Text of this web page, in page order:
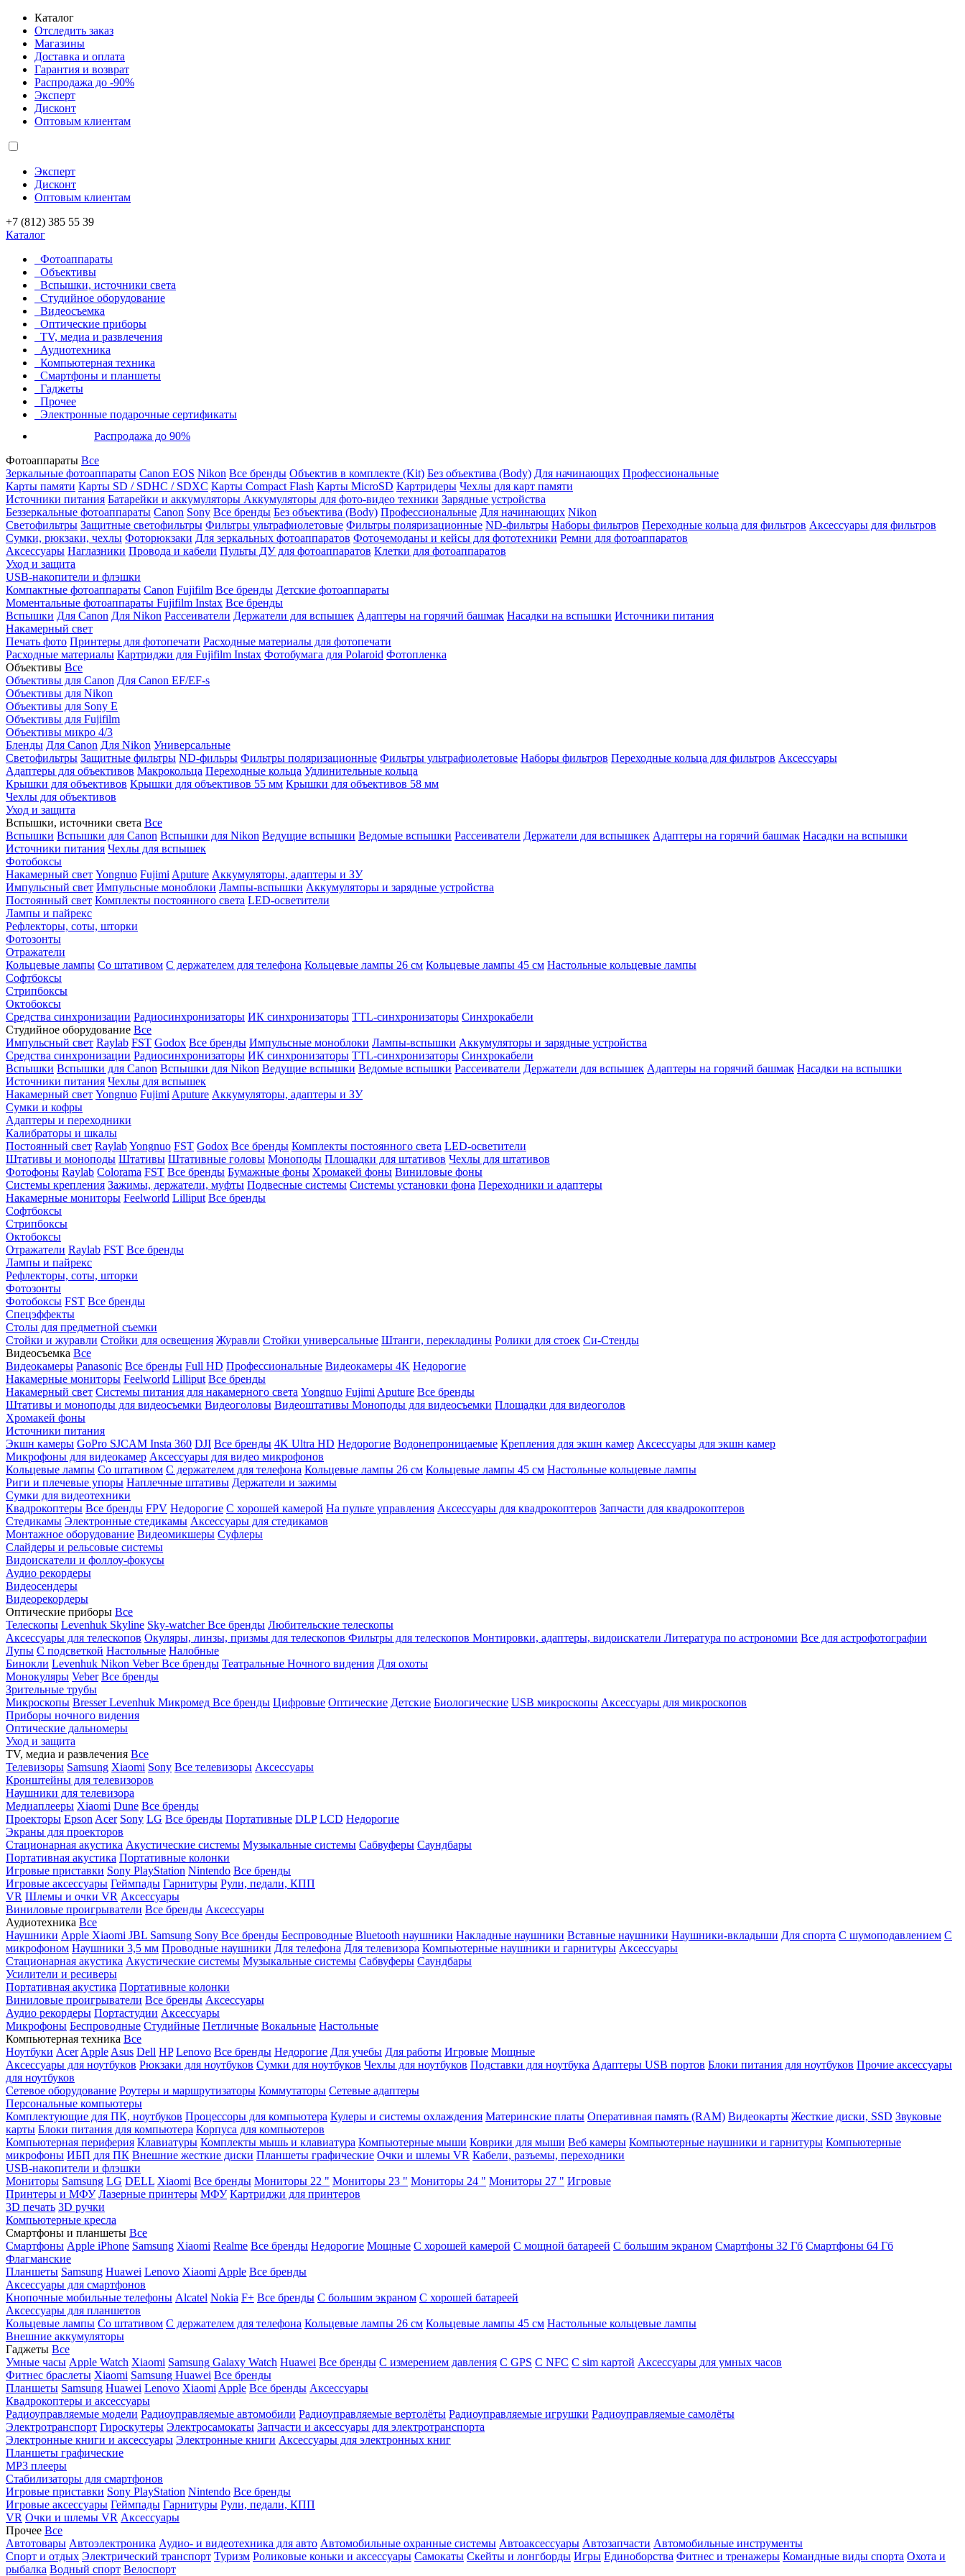
Каталог
Отследить заказ
Магазины
Доставка и оплата
Гарантия и возврат
Распродажа до -90%
Эксперт
Дисконт
Оптовым клиентам
Эксперт
Дисконт
Оптовым клиентам
+7 (812) 385 55 39
Каталог
Фотоаппараты
Объективы
Вспышки, источники света
Студийное оборудование
Видеосъемка
Оптические приборы
TV, медиа и развлечения
Аудиотехника
Компьютерная техника
Смартфоны и планшеты
Гаджеты
Прочее
Электронные подарочные сертификаты
Распродажа до 90%
Фотоаппараты Все
Зеркальные фотоаппараты Canon EOS Nikon Все бренды Объектив в комплекте (Kit) Без объектива (Body) Для начинающих Профессиональные
Карты памяти Карты SD / SDHC / SDXC Карты Compact Flash Карты MicroSD Картридеры Чехлы для карт памяти
Источники питания Батарейки и аккумуляторы Аккумуляторы для фото-видео техники Зарядные устройства
Беззеркальные фотоаппараты Canon Sony Все бренды Без объектива (Body) Профессиональные Для начинающих Nikon
Светофильтры Защитные светофильтры Фильтры ультрафиолетовые Фильтры поляризационные ND-фильтры Наборы фильтров Переходные кольца для фильтров Аксессуары для фильтров
Сумки, рюкзаки, чехлы Фоторюкзаки Для зеркальных фотоаппаратов Фоточемоданы и кейсы для фототехники Ремни для фотоаппаратов
Аксессуары Наглазники Провода и кабели Пульты ДУ для фотоаппаратов Клетки для фотоаппаратов
Уход и защита
USB-накопители и флэшки
Компактные фотоаппараты Canon Fujifilm Все бренды Детские фотоаппараты
Моментальные фотоаппараты Fujifilm Instax Все бренды
Вспышки Для Canon Для Nikon Рассеиватели Держатели для вспышек Адаптеры на горячий башмак Насадки на вспышки Источники питания
Накамерный свет
Печать фото Принтеры для фотопечати Расходные материалы для фотопечати
Расходные материалы Картриджи для Fujifilm Instax Фотобумага для Polaroid Фотопленка
Объективы Все
Объективы для Canon Для Canon EF/EF-s
Объективы для Nikon
Объективы для Sony E
Объективы для Fujifilm
Объективы микро 4/3
Бленды Для Canon Для Nikon Универсальные
Светофильтры Защитные фильтры ND-фильры Фильтры поляризационные Фильтры ультрафиолетовые Наборы фильтров Переходные кольца для фильтров Аксессуары
Адаптеры для объективов Макрокольца Переходные кольца Удлинительные кольца
Крышки для объективов Крышки для объективов 55 мм Крышки для объективов 58 мм
Чехлы для объективов
Уход и защита
Вспышки, источники света Все
Вспышки Вспышки для Canon Вспышки для Nikon Ведущие вспышки Ведомые вспышки Рассеиватели Держатели для вспышкек Адаптеры на горячий башмак Насадки на вспышки
Источники питания Чехлы для вспышек
Фотобоксы
Накамерный свет Yongnuo Fujimi Aputure Аккумуляторы, адаптеры и ЗУ
Импульсный свет Импульсные моноблоки Лампы-вспышки Аккумуляторы и зарядные устройства
Постоянный свет Комплекты постоянного света LED-осветители
Лампы и пайрекс
Рефлекторы, соты, шторки
Фотозонты
Отражатели
Кольцевые лампы Со штативом С держателем для телефона Кольцевые лампы 26 см Кольцевые лампы 45 см Настольные кольцевые лампы
Софтбоксы
Стрипбоксы
Октобоксы
Средства синхронизации Радиосинхронизаторы ИК синхронизаторы TTL-синхронизаторы Синхрокабели
Студийное оборудование Все
Импульсный свет Raylab FST Godox Все бренды Импульсные моноблоки Лампы-вспышки Аккумуляторы и зарядные устройства
Средства синхронизации Радиосинхронизаторы ИК синхронизаторы TTL-синхронизаторы Синхрокабели
Вспышки Вспышки для Canon Вспышки для Nikon Ведущие вспышки Ведомые вспышки Рассеиватели Держатели для вспышек Адаптеры на горячий башмак Насадки на вспышки
Источники питания Чехлы для вспышек
Накамерный свет Yongnuo Fujimi Aputure Аккумуляторы, адаптеры и ЗУ
Сумки и кофры
Адаптеры и переходники
Калибраторы и шкалы
Постоянный свет RaylabYongnuo FST Godox Все бренды Комплекты постоянного света LED-осветители
Штативы и моноподы Штативы Штативные головы Моноподы Площадки для штативов Чехлы для штативов
Фотофоны Raylab Colorama FST Все бренды Бумажные фоны Хромакей фоны Виниловые фоны
Системы крепления Зажимы, держатели, муфты Подвесные системы Системы установки фона Переходники и адаптеры
Накамерные мониторы Feelworld Lilliput Все бренды
Софтбоксы
Стрипбоксы
Октобоксы
Отражатели Raylab FST Все бренды
Лампы и пайрекс
Рефлекторы, соты, шторки
Фотозонты
Фотобоксы FST Все бренды
Спецэффекты
Столы для предметной съемки
Стойки и журавли Стойки для освещения Журавли Стойки универсальные Штанги, перекладины Ролики для стоек Си-Стенды
Видеосъемка Все
Видеокамеры Panasonic Все бренды Full HD Профессиональные Видеокамеры 4K Недорогие
Накамерные мониторы Feelworld Lilliput Все бренды
Накамерный свет Системы питания для накамерного света Yongnuo Fujimi Aputure Все бренды
Штативы и моноподы для видеосъемки Видеоголовы Видеоштативы Моноподы для видеосъемки Площадки для видеоголов
Хромакей фоны
Источники питания
Экшн камеры GoPro SJCAM Insta 360 DJI Все бренды 4K Ultra HD Недорогие Водонепроницаемые Крепления для экшн камер Аксессуары для экшн камер
Микрофоны для видеокамер Аксессуары для видео микрофонов
Кольцевые лампы Со штативом C держателем для телефона Кольцевые лампы 26 см Кольцевые лампы 45 см Настольные кольцевые лампы
Риги и плечевые упоры Наплечные штативы Держатели и зажимы
Сумки для видеотехники
Квадрокоптеры Все бренды FPV Недорогие С хорошей камерой На пульте управления Аксессуары для квадрокоптеров Запчасти для квадрокоптеров
Стедикамы Электронные стедикамы Аксессуары для стедикамов
Монтажное оборудование Видеомикшеры Суфлеры
Слайдеры и рельсовые системы
Видоискатели и фоллоу-фокусы
Аудио рекордеры
Видеосендеры
Видеорекордеры
Оптические приборы Все
Телескопы Levenhuk Skyline Sky-watcherВсе бренды Любительские телескопы
Аксессуары для телескопов Окуляры, линзы, призмы для телескопов Фильтры для телескопов Монтировки, адаптеры, видоискатели Литература по астрономии Все для астрофотографии
Лупы С подсветкой Настольные Налобные
Бинокли Levenhuk Nikon VeberВсе бренды Театральные Ночного видения Для охоты
Монокуляры Veber Все бренды
Зрительные трубы
Микроскопы BresserLevenhuk Микромед Все бренды Цифровые Оптические Детские Биологические USB микроскопы Аксессуары для микроскопов
Приборы ночного видения
Оптические дальномеры
Уход и защита
TV, медиа и развлечения Все
Телевизоры Samsung Xiaomi Sony Все телевизоры Аксессуары
Кронштейны для телевизоров
Наушники для телевизора
Медиаплееры Xiaomi Dune Все бренды
Проекторы Epson Acer Sony LG Все бренды Портативные DLP LCD Недорогие
Экраны для проекторов
Стационарная акустика Акустические системы Музыкальные системы Сабвуферы Саундбары
Портативная акустика Портативные колонки
Игровые приставки Sony PlayStation Nintendo Все бренды
Игровые аксессуары Геймпады Гарнитуры Рули, педали, КПП
VR Шлемы и очки VR Аксессуары
Виниловые проигрыватели Все бренды Аксессуары
Аудиотехника Все
Наушники Apple Xiaomi JBL Samsung Sony Все бренды Беспроводные Bluetooth наушники Накладные наушники Вставные наушники Наушники-вкладыши Для спорта С шумоподавлением С
микрофоном Наушники 3,5 мм Проводные наушники Для телефона Для телевизора Компьютерные наушники и гарнитуры Аксессуары
Стационарная акустика Акустические системы Музыкальные системы Сабвуферы Саундбары
Усилители и ресиверы
Портативная акустика Портативные колонки
Виниловые проигрыватели Все бренды Аксессуары
Аудио рекордеры Портастудии Аксессуары
Микрофоны Беспроводные Студийные Петличные Вокальные Настольные
Компьютерная техника Все
Ноутбуки Acer Apple Asus Dell HP Lenovo Все бренды Недорогие Для учебы Для работы Игровые Мощные
Аксессуары для ноутбуков Рюкзаки для ноутбуков Сумки для ноутбуков Чехлы для ноутбуков Подставки для ноутбука Адаптеры USB портов Блоки питания для ноутбуков Прочие аксессуары
для ноутбуков
Сетевое оборудование Роутеры и маршрутизаторы Коммутаторы Сетевые адаптеры
Персональные компьютеры
Комплектующие для ПК, ноутбуков Процессоры для компьютера Кулеры и системы охлаждения Материнские платы Оперативная память (RAM) Видеокарты Жесткие диски, SSD Звуковые
карты Блоки питания для компьютера Корпуса для компьютеров
Компьютерная периферия Клавиатуры Комплекты мышь и клавиатура Компьютерные мыши Коврики для мыши Веб камеры Компьютерные наушники и гарнитуры Компьютерные
микрофоны ИБП для ПК Внешние жесткие диски Планшеты графические Очки и шлемы VR Кабели, разъемы, переходники
USB-накопители и флэшки
Мониторы Samsung LG DELL Xiaomi Все бренды Мониторы 22 " Мониторы 23 " Мониторы 24 " Мониторы 27 " Игровые
Принтеры и МФУ Лазерные принтеры МФУ Картриджи для принтеров
3D печать 3D ручки
Компьютерные кресла
Смартфоны и планшеты Все
Смартфоны Apple iPhone Samsung Xiaomi Realme Все бренды Недорогие Мощные С хорошей камерой С мощной батареей С большим экраном Смартфоны 32 Гб Смартфоны 64 Гб
Флагманские
Планшеты Samsung Huawei Lenovo Xiaomi Apple Все бренды
Аксессуары для смартфонов
Кнопочные мобильные телефоны Alcatel Nokia F+ Все бренды С большим экраном С хорошей батареей
Аксессуары для планшетов
Кольцевые лампы Со штативом C держателем для телефона Кольцевые лампы 26 см Кольцевые лампы 45 см Настольные кольцевые лампы
Внешние аккумуляторы
Гаджеты Все
Умные часы Apple Watch Xiaomi Samsung Galaxy Watch Huawei Все бренды C измерением давления C GPS C NFC C sim картой Аксессуары для умных часов
Фитнес браслеты Xiaomi Samsung Huawei Все бренды
Планшеты Samsung Huawei Lenovo Xiaomi Apple Все бренды Аксессуары
Квадрокоптеры и аксессуары
Радиоуправляемые модели Радиоуправляемые автомобили Радиоуправляемые вертолёты Радиоуправляемые игрушки Радиоуправляемые самолёты
Электротранспорт Гироскутеры Электросамокаты Запчасти и аксессуары для электротранспорта
Электронные книги и аксессуары Электронные книги Аксессуары для электронных книг
Планшеты графические
MP3 плееры
Стабилизаторы для смартфонов
Игровые приставки Sony PlayStation Nintendo Все бренды
Игровые аксессуары Геймпады Гарнитуры Рули, педали, КПП
VR Очки и шлемы VR Аксессуары
Прочее Все
Автотовары Автоэлектроника Аудио- и видеотехника для авто Автомобильные охранные системы Автоаксессуары Автозапчасти Автомобильные инструменты
Спорт и отдых Электрический транспорт Туризм Роликовые коньки и аксессуары Самокаты Скейты и лонгборды Игры Единоборства Фитнес и тренажеры Командные виды спорта Охота и
рыбалка Водный спорт Велоспорт